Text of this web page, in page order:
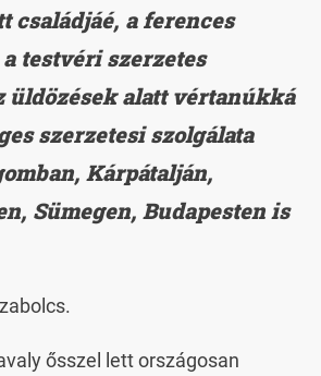
családjáé, a ferences
testvéri szerzetes
üldözések alatt vértanúkká
szerzetesi szolgálata
Kárpátalján,
Sümegen, Budapesten is
ősszel lett országosan